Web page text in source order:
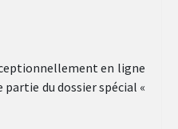
en ligne
du dossier spécial «